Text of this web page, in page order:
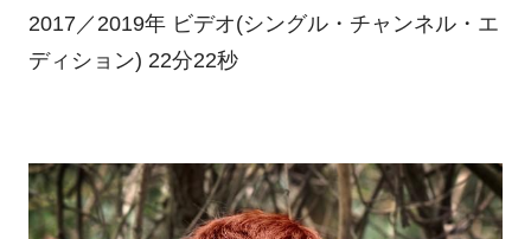
2017／2019年 ビデオ(シングル・チャンネル・エ
ディション) 22分22秒